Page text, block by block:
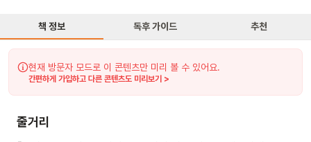
책 정보 독후 가이드 추천
현재 방문자 모드로 이 콘텐츠만 미리 볼 수 있어요.
간편하게 가입하고 다른 콘텐츠도 미리보기 >
줄거리